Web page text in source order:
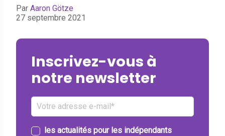
Par Aaron Götze
27 septembre 2021
Inscrivez-vous à
notre newsletter
les actualités pour les indépendants